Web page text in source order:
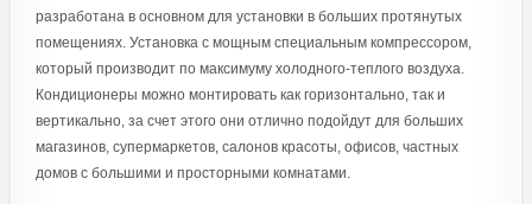
разработана в основном для установки в больших протянутых
помещениях. Установка с мощным специальным компрессором,
который производит по максимуму холодного-теплого воздуха.
Кондиционеры можно монтировать как горизонтально, так и
вертикально, за счет этого они отлично подойдут для больших
магазинов, супермаркетов, салонов красоты, офисов, частных
домов с большими и просторными комнатами.